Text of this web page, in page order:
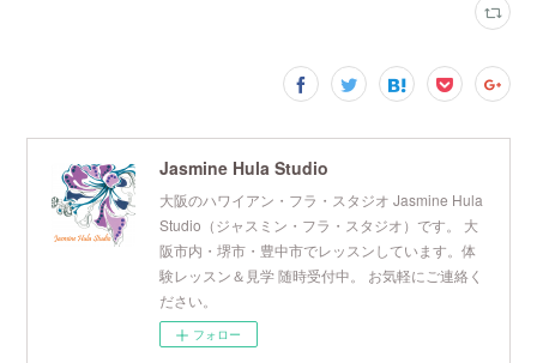
Jasmine Hula Studio
大阪のハワイアン・フラ・スタジオ Jasmine Hula
Studio（ジャスミン・フラ・スタジオ）です。 大
阪市内・堺市・豊中市でレッスンしています。体
験レッスン＆見学 随時受付中。 お気軽にご連絡く
ださい。
フォロー